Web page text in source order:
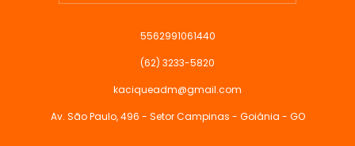
5562991061440
(62) 3233-5820
kaciqueadm@gmail.com
Av. São Paulo, 496 - Setor Campinas - Goiânia - GO